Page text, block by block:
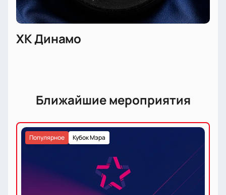
ХК Динамо
Ближайшие мероприятия
Кубок Мэра
Популярное